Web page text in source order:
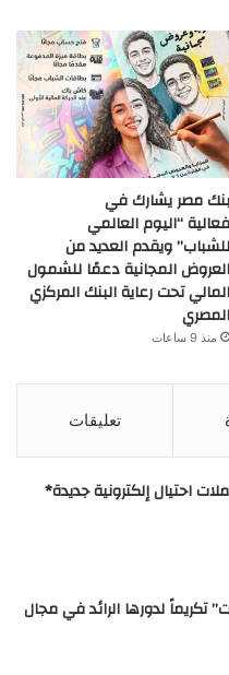
بنك مصر يشارك في
فعالية “اليوم العالمي
للشباب” ويقدم العديد من
العروض المجانية دعمًا للشمول
المالي تحت رعاية البنك المركزي
المصري
منذ 9 ساعات
تعليقات
احتيال إلكترونية جديدة*
تكريماً لدورها الرائد في مجال